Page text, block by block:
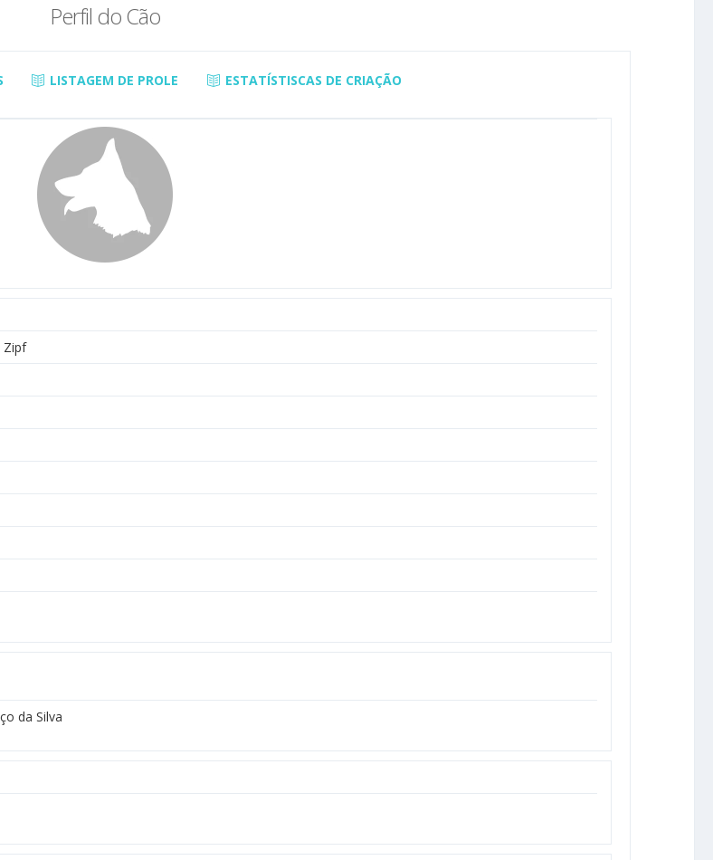
Perfil do Cão
LISTAGEM DE PROLE ESTATÍSTISCAS DE CRIAÇÃO
Zipf
da Silva